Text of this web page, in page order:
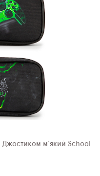
Джостиком м'який School